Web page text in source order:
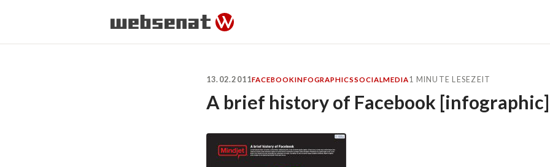
13.02.2011FACEBOOKINFOGRAPHICSSOCIALMEDIA1 MINUTE LESEZEIT
A brief history of Facebook [infographic]